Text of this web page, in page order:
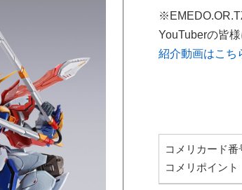
YouTuberの皆
紹介動画はこち
コメリカード
コメリポイント